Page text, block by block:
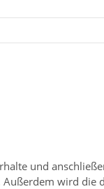
und
wird die